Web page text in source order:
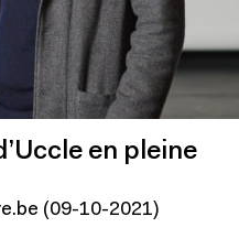
en pleine
(09-10-2021)